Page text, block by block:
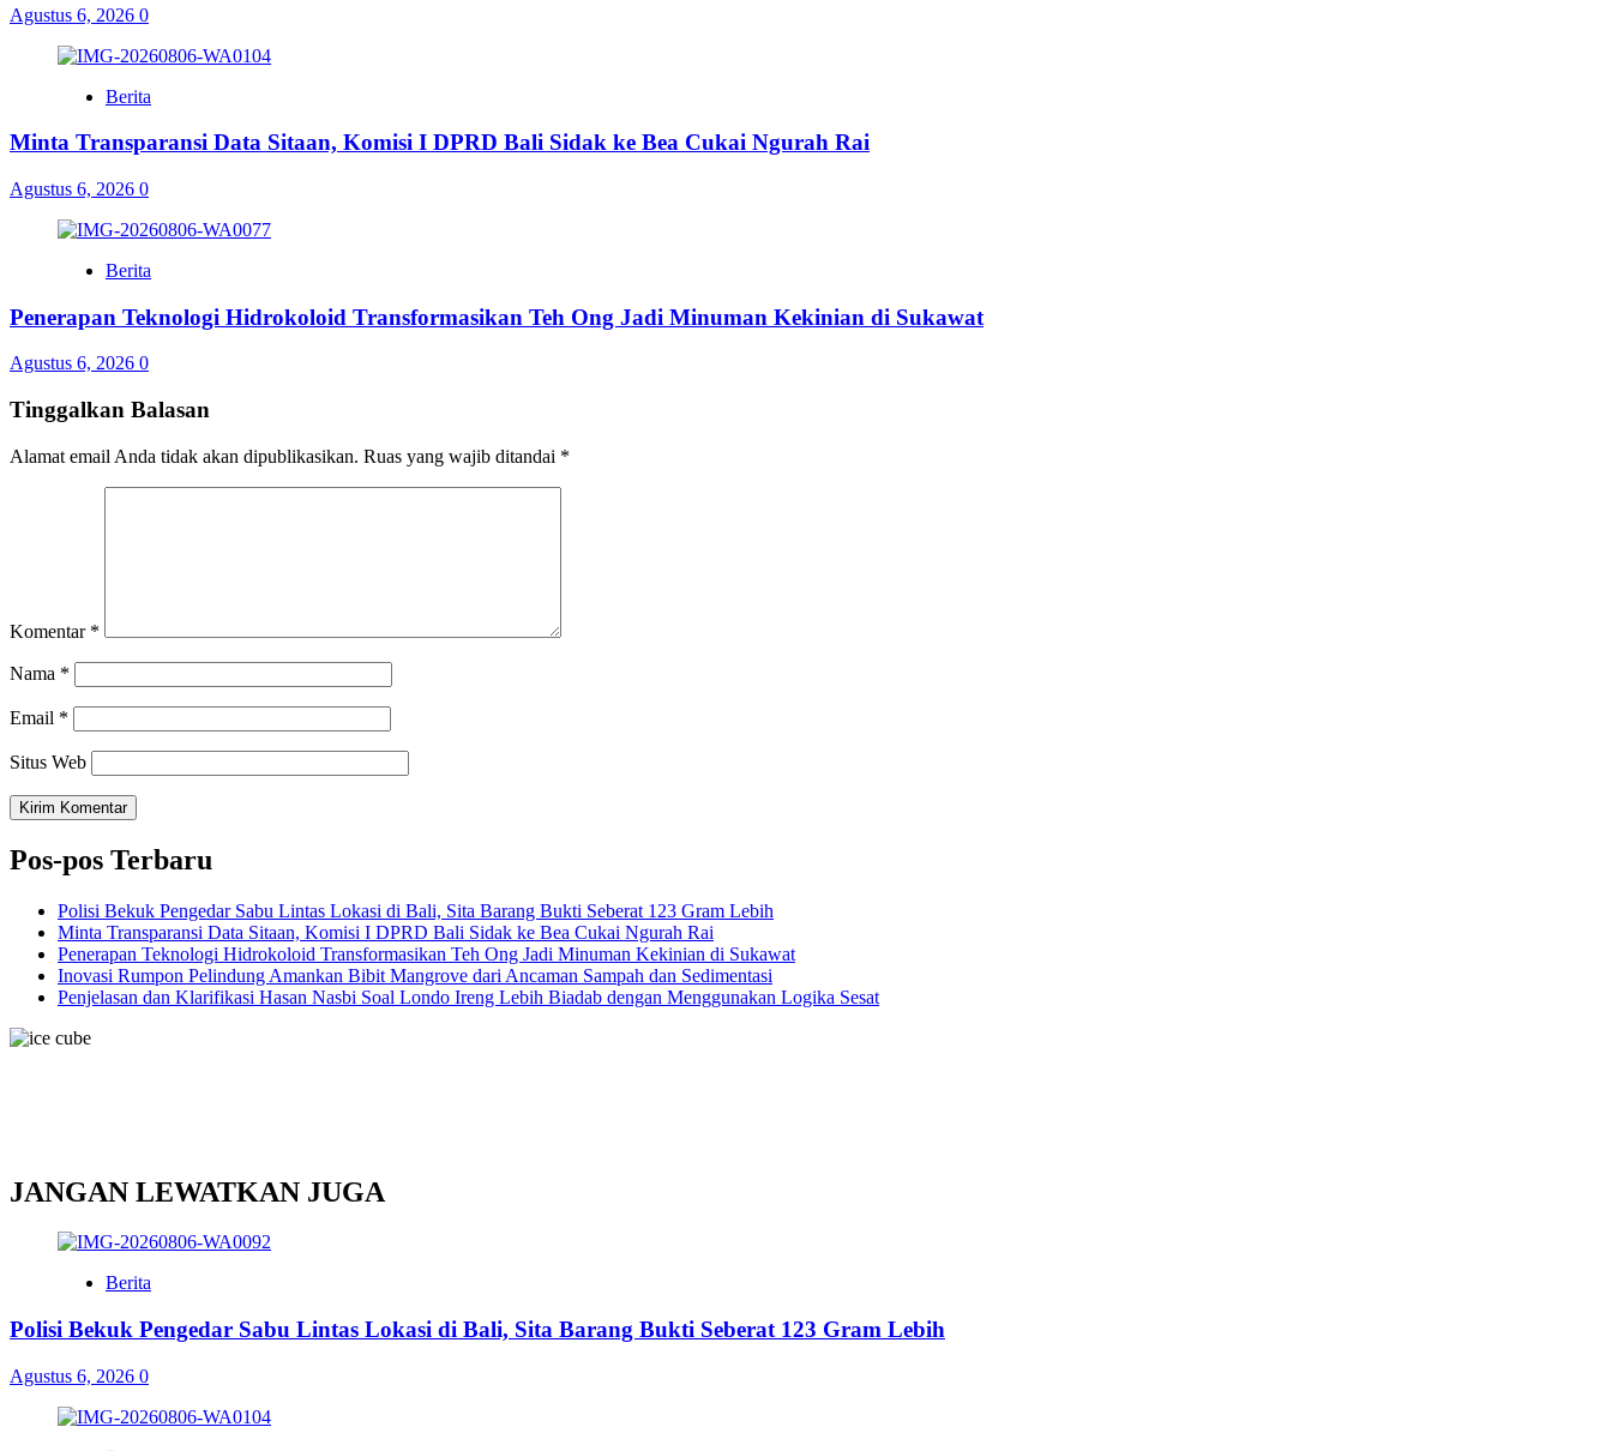
Agustus 6, 2026 0
Berita
Minta Transparansi Data Sitaan, Komisi I DPRD Bali Sidak ke Bea Cukai Ngurah Rai
Agustus 6, 2026 0
Berita
Penerapan Teknologi Hidrokoloid Transformasikan Teh Ong Jadi Minuman Kekinian di Sukawat
Agustus 6, 2026 0
Tinggalkan Balasan
Alamat email Anda tidak akan dipublikasikan. Ruas yang wajib ditandai *
Komentar *
Nama *
Email *
Situs Web
Pos-pos Terbaru
Polisi Bekuk Pengedar Sabu Lintas Lokasi di Bali, Sita Barang Bukti Seberat 123 Gram Lebih
Minta Transparansi Data Sitaan, Komisi I DPRD Bali Sidak ke Bea Cukai Ngurah Rai
Penerapan Teknologi Hidrokoloid Transformasikan Teh Ong Jadi Minuman Kekinian di Sukawat
Inovasi Rumpon Pelindung Amankan Bibit Mangrove dari Ancaman Sampah dan Sedimentasi
Penjelasan dan Klarifikasi Hasan Nasbi Soal Londo Ireng Lebih Biadab dengan Menggunakan Logika Sesat
JANGAN LEWATKAN JUGA
Berita
Polisi Bekuk Pengedar Sabu Lintas Lokasi di Bali, Sita Barang Bukti Seberat 123 Gram Lebih
Agustus 6, 2026 0